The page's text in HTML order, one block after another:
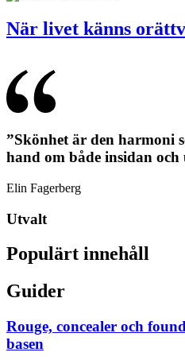
När livet känns
”Skönhet är den harmoni
hand om både insidan och
Elin Fagerberg
Utvalt
Populärt innehåll
Guider
Rouge, concealer och
basen